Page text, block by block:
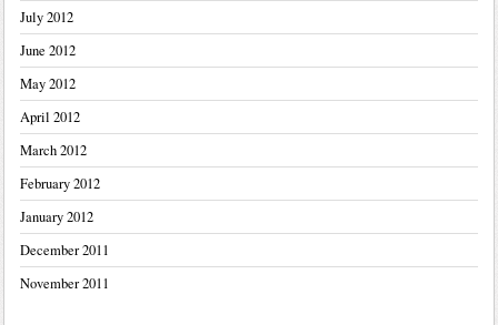
July 2012
June 2012
May 2012
April 2012
March 2012
February 2012
January 2012
December 2011
November 2011